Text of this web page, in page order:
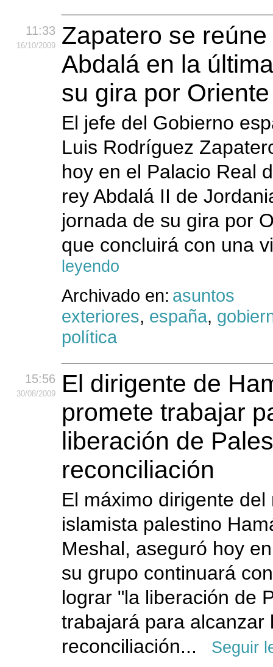
11:33
16/10/2009
Zapatero se
Abdalá en la
su gira por
El jefe del Gobierno
Luis Rodríguez
hoy en el Palacio Real
rey Abdalá II de
jornada de su gira por
que concluirá con una
leyendo
Archivado en: asuntos
exteriores, españa,
política
15:56
30/08/2009
El dirigente de
promete trabajar
liberación de
reconciliación
El máximo dirigente del
islamista palestino
Meshal, aseguró hoy
su grupo continuará
lograr "la liberación de
trabajará para alcanzar
reconciliación...
Seguir